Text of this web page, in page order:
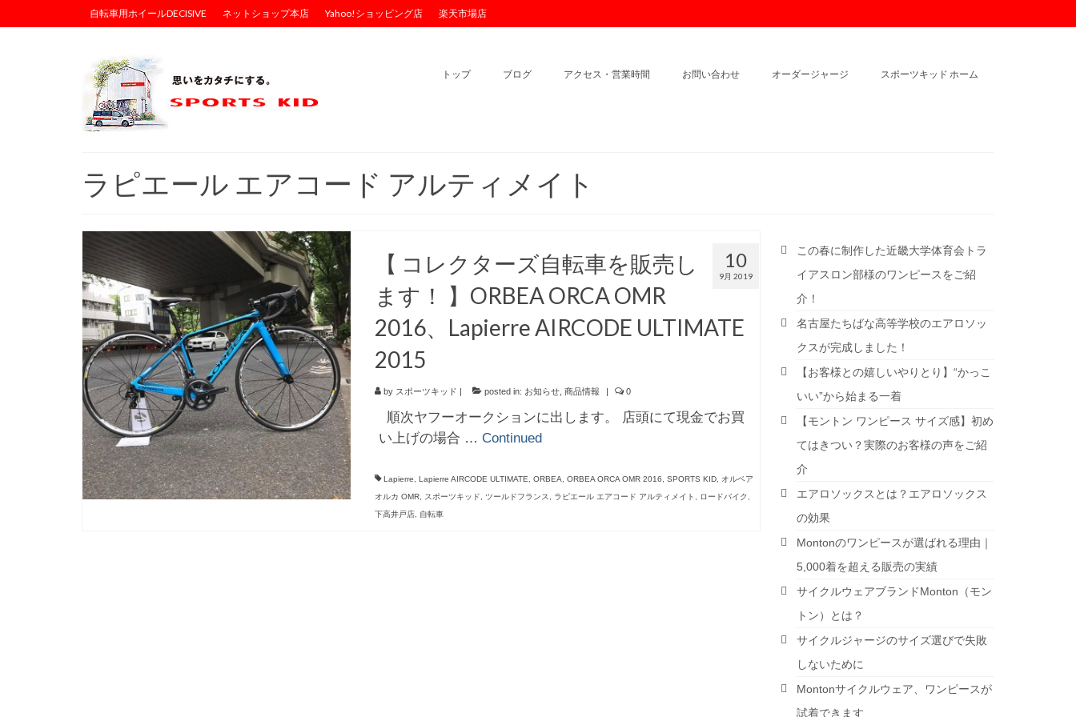
自転車用ホイールDECISIVE ネットショップ本店 Yahoo!ショッピング店 楽天市場店
トップ ブログ アクセス・営業時間 お問い合わせ オーダージャージ スポーツキッド ホーム
ラピエール エアコード アルティメイト
10
9月 2019
【 コレクターズ自転車を販売し
ます！ 】ORBEA ORCA OMR
2016、Lapierre AIRCODE ULTIMATE
2015
by スポーツキッド | posted in: お知らせ, 商品情報 | 0
順次ヤフーオークションに出します。 店頭にて現金でお買
い上げの場合 … Continued
Lapierre Lapierre AIRCODE ULTIMATE ORBEA ORBEA ORCA OMR 2016 SPORTS KID,
オルベア
オルカ OMR, スポーツキッド ツールドフランス ラピエール エアコード アルティメイト ロードバイク
下高井戸店, 自転車
この春に制作した近畿大学体育会トラ
イアスロン部様のワンピースをご紹
介！
名古屋たちばな高等学校のエアロソッ
クスが完成しました！
【お客様との嬉しいやりとり】“かっこ
いい”から始まる一着
【モントン ワンピース サイズ感】初め
てはきつい？実際のお客様の声をご紹
介
エアロソックスとは？エアロソックス
の効果
Montonのワンピースが選ばれる理由｜
5,000着を超える販売の実績
サイクルウェアブランドMonton（モン
トン）とは？
サイクルジャージのサイズ選びで失敗
しないために
Montonサイクルウェア、ワンピースが
試着できます